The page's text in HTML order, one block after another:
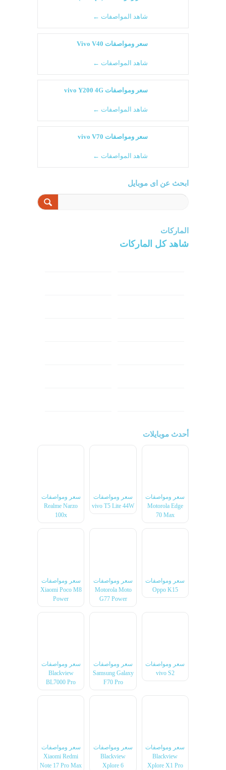
شاهد المواصفات ←
سعر ومواصفات Vivo V40
شاهد المواصفات ←
سعر ومواصفات vivo Y200 4G
شاهد المواصفات ←
سعر ومواصفات vivo V70
شاهد المواصفات ←
ابحث عن اى موبايل
الماركات
شاهد كل الماركات
أحدث موبايلات
سعر ومواصفات
Motorola Edge
70 Max
سعر ومواصفات
vivo T5 Lite 44W
سعر ومواصفات
Realme Narzo
100x
سعر ومواصفات
Oppo K15
سعر ومواصفات
Motorola Moto
G77 Power
سعر ومواصفات
Xiaomi Poco M8
Power
سعر ومواصفات
vivo S2
سعر ومواصفات
Samsung Galaxy
F70 Pro
سعر ومواصفات
Blackview
BL7000 Pro
سعر ومواصفات
Blackview
Xplore X1 Pro
سعر ومواصفات
Blackview
Xplore 6
سعر ومواصفات
Xiaomi Redmi
Note 17 Pro Max